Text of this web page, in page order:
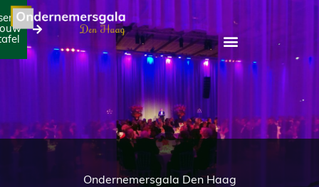
Ondernemersgala Den Haag